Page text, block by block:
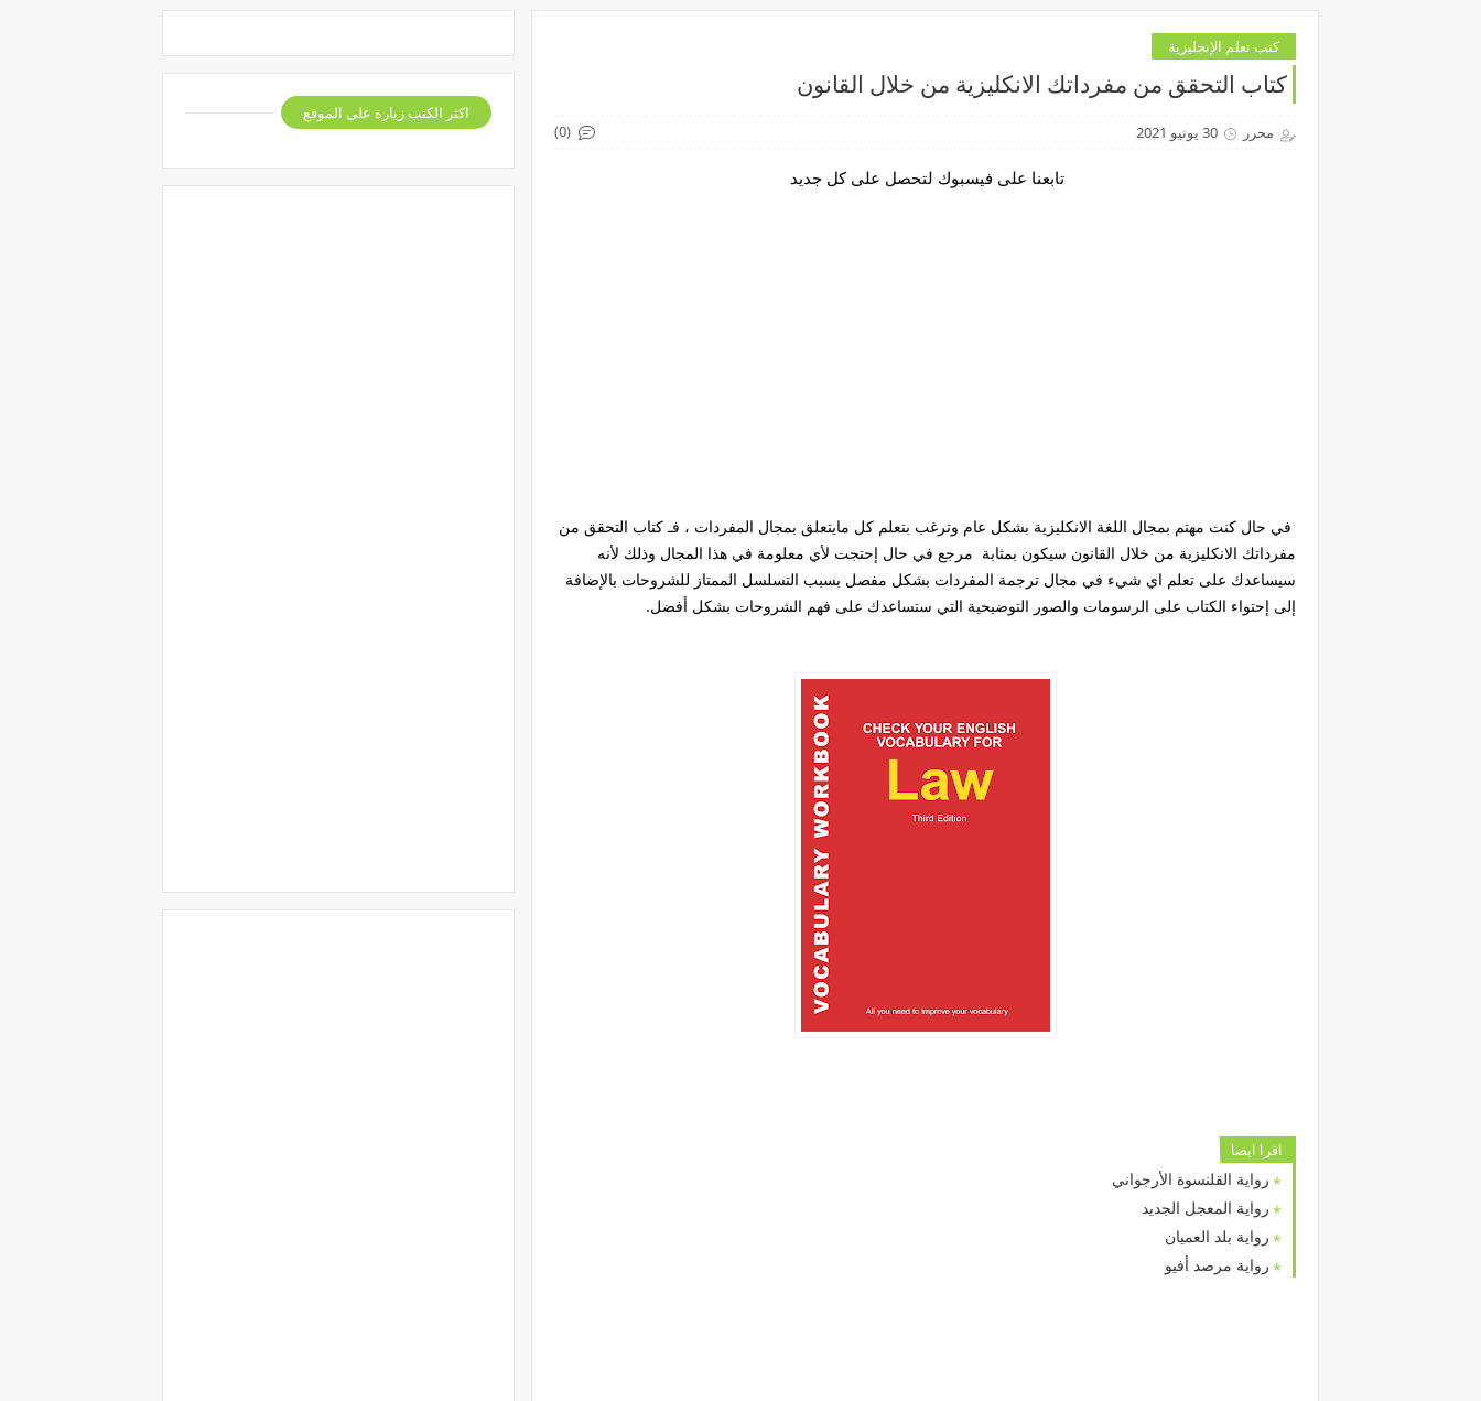
كتب تعلم الإنجليزية
كتاب التحقق من مفرداتك الانكليزية من خلال القانون
محرر 30 يونيو 2021 (0)
تابعنا على فيسبوك لتحصل على كل جديد
في حال كنت مهتم بمجال اللغة الانكليزية بشكل عام وترغب بتعلم كل مايتعلق بمجال المفردات ، فـ كتاب التحقق من
مفرداتك الانكليزية من خلال القانون سيكون بمثابة مرجع في حال إحتجت لأي معلومة في هذا المجال وذلك لأنه
سيساعدك على تعلم اي شيء في مجال ترجمة المفردات بشكل مفصل بسبب التسلسل الممتاز للشروحات بالإضافة
إلى إحتواء الكتاب على الرسومات والصور التوضيحية التي ستساعدك على فهم الشروحات بشكل أفضل.
اقرا ايضا
رواية القلنسوة الأرجواني
رواية المعجل الجديد
رواية بلد العميان
رواية مرصد أفيو
اكثر الكتب زيارة على الموقع